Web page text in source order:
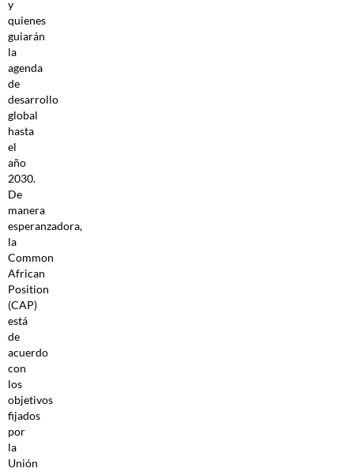
y
quienes
guiarán
la
agenda
de
desarrollo
global
hasta
el
año
2030.
De
manera
esperanzadora,
la
Common
African
Position
(CAP)
está
de
acuerdo
con
los
objetivos
fijados
por
la
Unión